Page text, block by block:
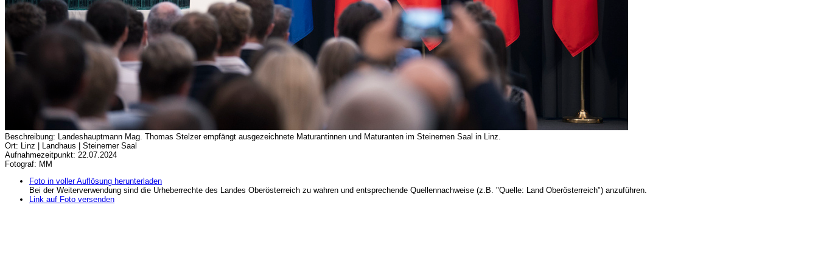
Beschreibung: Landeshauptmann Mag. Thomas Stelzer empfängt ausgezeichnete Maturantinnen und Maturanten im Steinernen Saal in Linz.
Ort: Linz | Landhaus | Steinerner Saal
Aufnahmezeitpunkt: 22.07.2024
Fotograf: MM
Foto in voller Auflösung herunterladen
Bei der Weiterverwendung sind die Urheberrechte des Landes Oberösterreich zu wahren und entsprechende Quellennachweise (z.B. "Quelle: Land Oberösterreich") anzuführen.
Link auf Foto versenden